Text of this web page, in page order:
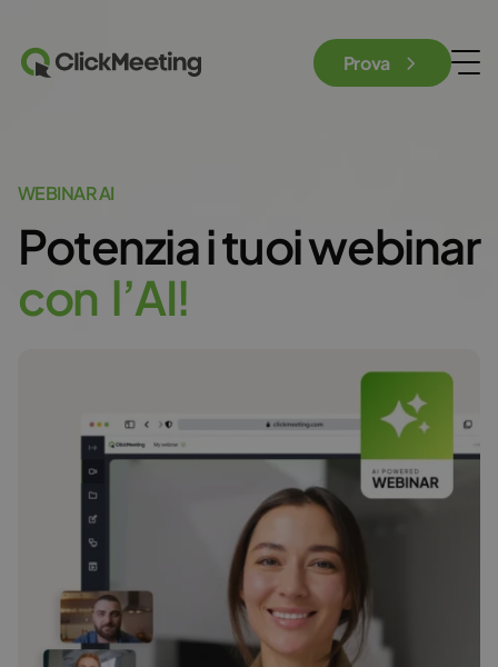
Prova
WEBINAR AI
Potenzia i tuoi webinar
con l’AI!